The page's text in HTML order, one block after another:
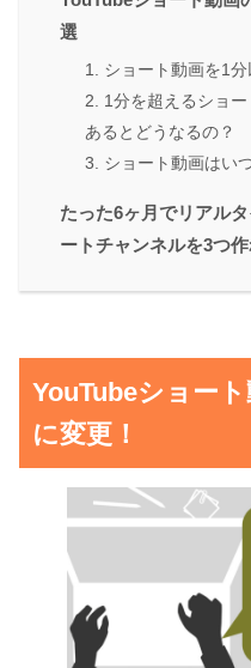
選
1. ショート動画を1
2. 1分を超えるショ
あるとどうなるの？
3. ショート動画はい
たった6ヶ月でリアル
ートチャンネルを3つ
YouTubeショー
に変更！